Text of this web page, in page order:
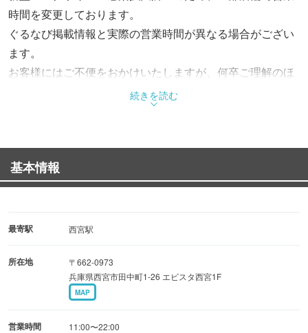
時間を変更しております。
ぐるなび掲載情報と実際の営業時間が異なる場合がござい
ます。
お客様にはご不便をおかけいたしますが、何卒ご理解のほ
どよろしくお願い申し上げます。
ご確認くださいませ。
続きを読む
基本情報
最寄駅 西宮駅
所在地
〒662-0973
兵庫県西宮市田中町1-26 エビスタ西宮1F
MAP
営業時間 11:00〜22:00